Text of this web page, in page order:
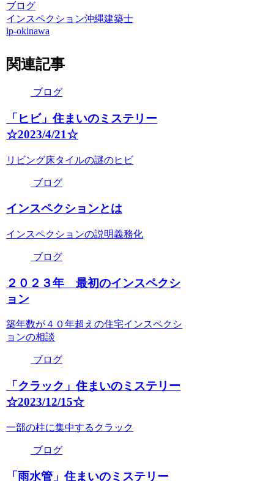
ブログ
インスペクション沖縄建築士
ip-okinawa
関連記事
ブログ
「ヒビ」住まいのミステリー
☆2023/4/21☆
リビング床タイルの謎のヒビ
ブログ
インスペクションとは
インスペクションの説明義務化
ブログ
２０２３年 最初のインスペクシ
ョン
築年数が４０年超えの住宅インスペクシ
ョンの相談
ブログ
「クラック」住まいのミステリー
☆2023/12/15☆
一部の柱に集中するクラック
ブログ
「雨水管」住まいのミステリー